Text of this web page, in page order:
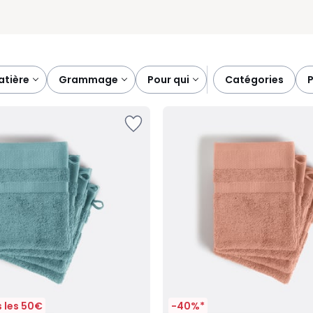
grammage pour qui catégories
les 50€ -40%*